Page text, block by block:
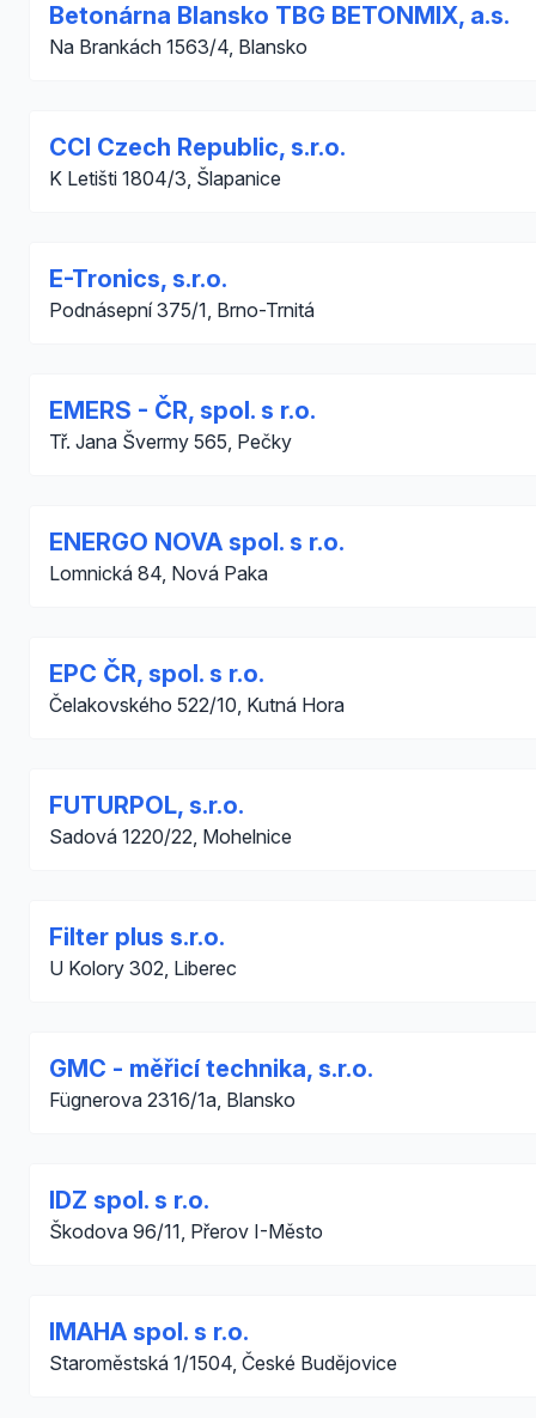
Betonárna Blansko TBG BETONMIX, a.s.
Na Brankách 1563/4, Blansko
CCI Czech Republic, s.r.o.
K Letišti 1804/3, Šlapanice
E-Tronics, s.r.o.
Podnásepní 375/1, Brno-Trnitá
EMERS - ČR, spol. s r.o.
Tř. Jana Švermy 565, Pečky
ENERGO NOVA spol. s r.o.
Lomnická 84, Nová Paka
EPC ČR, spol. s r.o.
Čelakovského 522/10, Kutná Hora
FUTURPOL, s.r.o.
Sadová 1220/22, Mohelnice
Filter plus s.r.o.
U Kolory 302, Liberec
GMC - měřicí technika, s.r.o.
Fügnerova 2316/1a, Blansko
IDZ spol. s r.o.
Škodova 96/11, Přerov I-Město
IMAHA spol. s r.o.
Staroměstská 1/1504, České Budějovice